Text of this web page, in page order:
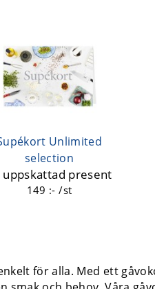
Unlimited
selection
uppskattad present
149 :- /st
för alla. Med ett